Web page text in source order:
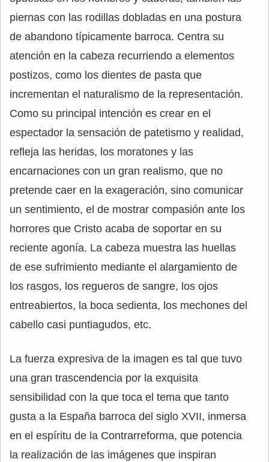
piernas con las rodillas dobladas en una postura
de abandono típicamente barroca. Centra su
atención en la cabeza recurriendo a elementos
postizos, como los dientes de pasta que
incrementan el naturalismo de la representación.
Como su principal intención es crear en el
espectador la sensación de patetismo y realidad,
refleja las heridas, los moratones y las
encarnaciones con un gran realismo, que no
pretende caer en la exageración, sino comunicar
un sentimiento, el de mostrar compasión ante los
horrores que Cristo acaba de soportar en su
reciente agonía. La cabeza muestra las huellas
de ese sufrimiento mediante el alargamiento de
los rasgos, los regueros de sangre, los ojos
entreabiertos, la boca sedienta, los mechones del
cabello casi puntiagudos, etc.
La fuerza expresiva de la imagen es tal que tuvo
una gran trascendencia por la exquisita
sensibilidad con la que toca el tema que tanto
gusta a la España barroca del siglo XVII, inmersa
en el espíritu de la Contrarreforma, que potencia
la realización de las imágenes que inspiran